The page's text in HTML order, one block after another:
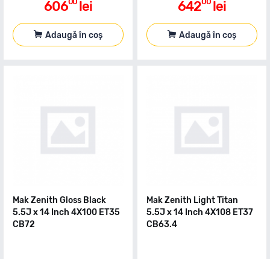
606 lei
Adaugă în coș
642 lei
Adaugă în coș
Mak Zenith Gloss Black
5.5J x 14 Inch 4X100 ET35
CB72
Mak Zenith Light Titan
5.5J x 14 Inch 4X108 ET37
CB63.4